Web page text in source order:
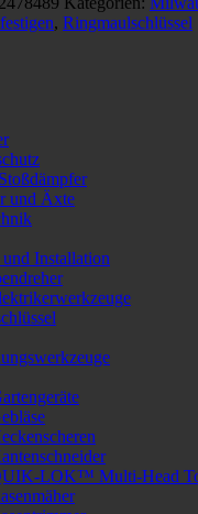
, Ringmaulschlüssel
und Äxte
und Installation
LOK™ Multi-Head